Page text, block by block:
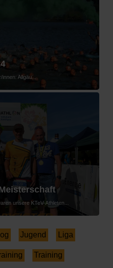
Allgäu...
unsere KTeV-Athleten...
Jugend Liga
Training